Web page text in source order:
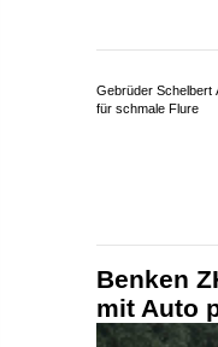
Benken
mit Auto